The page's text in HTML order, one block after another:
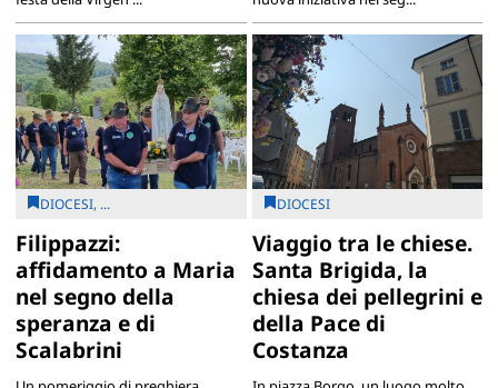
DIOCESI, ...
Filippazzi:
affidamento a Maria
nel segno della
speranza e di
Scalabrini
DIOCESI
Viaggio tra le chiese.
Santa Brigida, la
chiesa dei pellegrini e
della Pace di
Costanza